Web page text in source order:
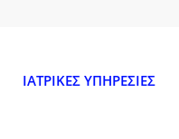
ΙΑΤΡΙΚΕΣ ΥΠΗΡΕΣΙΕΣ